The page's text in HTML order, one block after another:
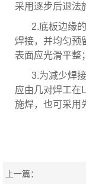
采用逐步后退法
2.底板边缘
焊接，并均匀预
表面应光滑平整；
3.为减少焊
应由几对焊工在
施焊，也可采用
上一篇：